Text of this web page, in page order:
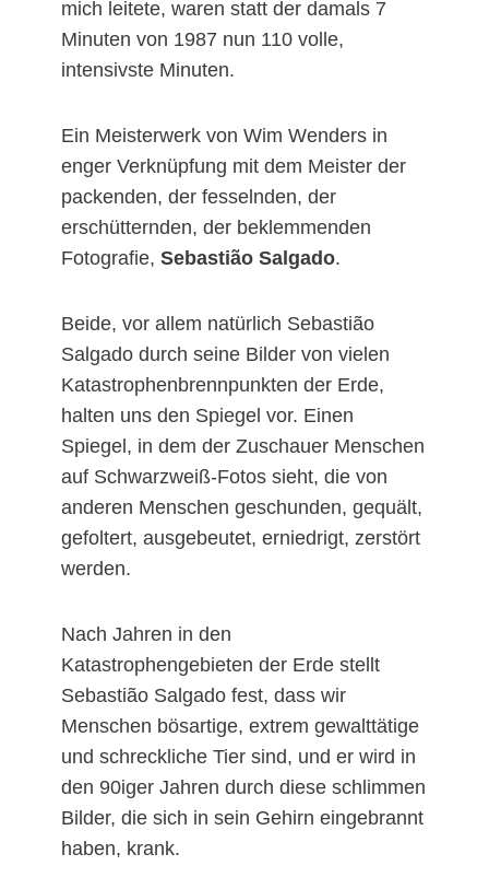
mich leitete, waren statt der damals 7
Minuten von 1987 nun 110 volle,
intensivste Minuten.
Ein Meisterwerk von Wim Wenders in
enger Verknüpfung mit dem Meister der
packenden, der fesselnden, der
erschütternden, der beklemmenden
Fotografie, Sebastião Salgado.
Beide, vor allem natürlich Sebastião
Salgado durch seine Bilder von vielen
Katastrophenbrennpunkten der Erde,
halten uns den Spiegel vor. Einen
Spiegel, in dem der Zuschauer Menschen
auf Schwarzweiß-Fotos sieht, die von
anderen Menschen geschunden, gequält,
gefoltert, ausgebeutet, erniedrigt, zerstört
werden.
Nach Jahren in den
Katastrophengebieten der Erde stellt
Sebastião Salgado fest, dass wir
Menschen bösartige, extrem gewalttätige
und schreckliche Tier sind, und er wird in
den 90iger Jahren durch diese schlimmen
Bilder, die sich in sein Gehirn eingebrannt
haben, krank.